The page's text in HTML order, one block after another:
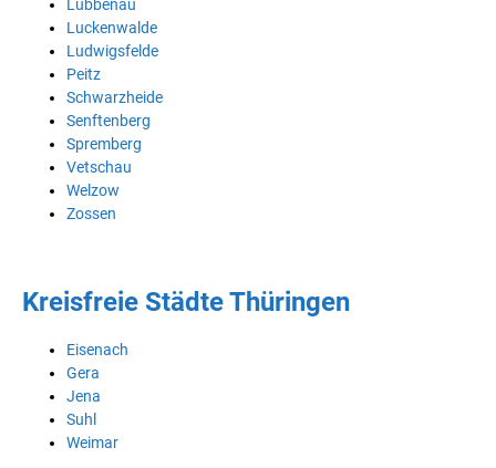
Lübbenau
Luckenwalde
Ludwigsfelde
Peitz
Schwarzheide
Senftenberg
Spremberg
Vetschau
Welzow
Zossen
Kreisfreie Städte Thüringen
Eisenach
Gera
Jena
Suhl
Weimar